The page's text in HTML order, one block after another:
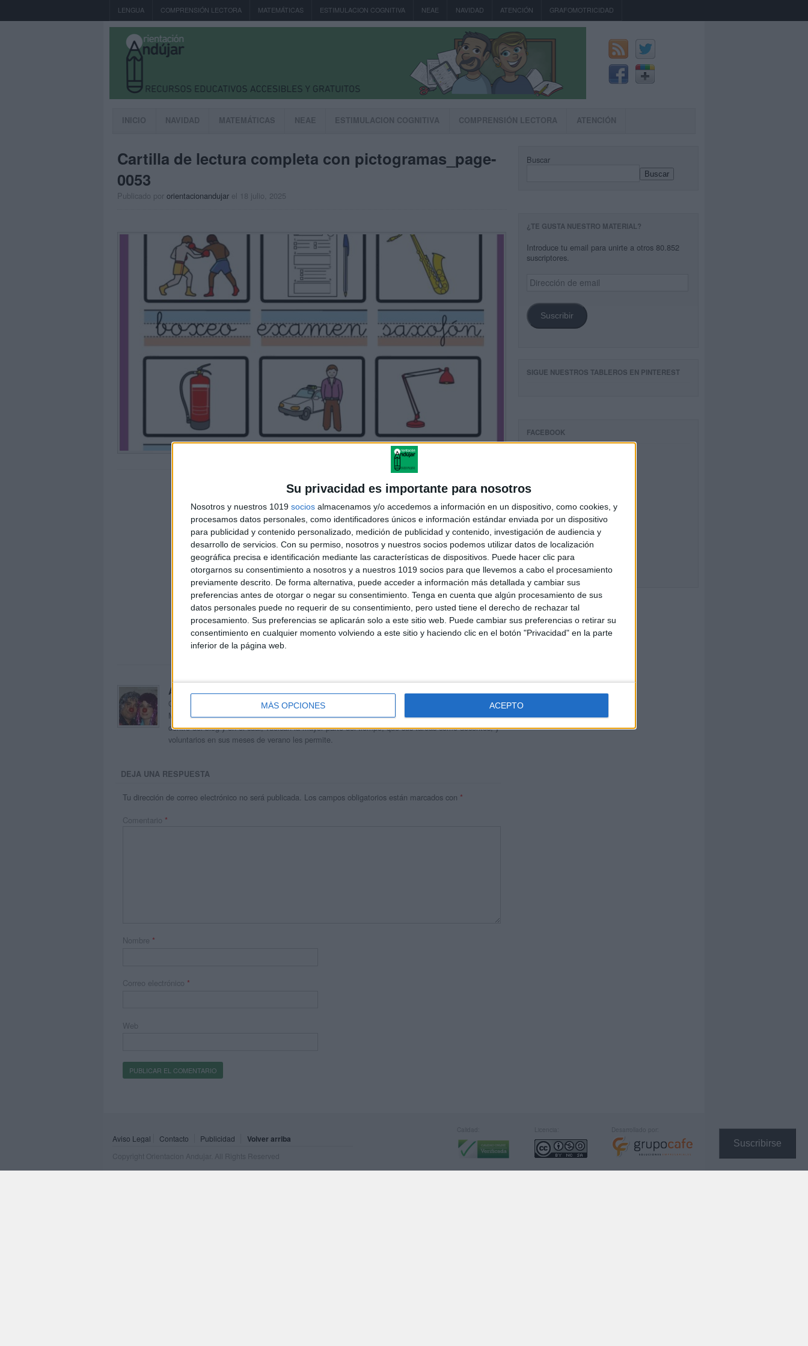
Su privacidad es importante para nosotros
Nosotros y nuestros 1019 socios almacenamos y/o accedemos a información en un dispositivo, como cookies, y
procesamos datos personales, como identificadores únicos e información estándar enviada por un dispositivo
para publicidad y contenido personalizado, medición de publicidad y contenido, investigación de audiencia y
desarrollo de servicios. Con su permiso, nosotros y nuestros socios podemos utilizar datos de localización
geográfica precisa e identificación mediante las características de dispositivos. Puede hacer clic para
otorgarnos su consentimiento a nosotros y a nuestros 1019 socios para que llevemos a cabo el procesamiento
previamente descrito. De forma alternativa, puede acceder a información más detallada y cambiar sus
preferencias antes de otorgar o negar su consentimiento. Tenga en cuenta que algún procesamiento de sus
datos personales puede no requerir de su consentimiento, pero usted tiene el derecho de rechazar tal
procesamiento. Sus preferencias se aplicarán solo a este sitio web. Puede cambiar sus preferencias o retirar su
consentimiento en cualquier momento volviendo a este sitio y haciendo clic en el botón "Privacidad" en la parte
inferior de la página web.
MÁS OPCIONES ACEPTO
Suscribirse
LENGUA COMPRENSIÓN LECTORA MATEMÁTICAS ESTIMULACION COGNITIVA NEAE NAVIDAD ATENCIÓN GRAFOMOTRICIDAD
INICIO NAVIDAD MATEMÁTICAS NEAE ESTIMULACION COGNITIVA COMPRENSIÓN LECTORA ATENCIÓN
Cartilla de lectura completa con pictogramas_page-
0053
Publicado por orientacionandujar el 18 julio, 2025
Acerca de orientacionandujar
Orientación Andújar no es solo un blog, es la apuesta personal de dos profesores Ginés y
Maribel, que además de ser pareja, son los encargados de los contenidos que encontramos
dentro del blog y en el cual, vuelcan la mayor parte del tiempo, que sus tareas como docentes, y
voluntarios en sus meses de verano les permite.
DEJA UNA RESPUESTA
Tu dirección de correo electrónico no será publicada. Los campos obligatorios están marcados con *
Comentario *
Nombre *
Correo electrónico *
Web
Buscar
Buscar
¿TE GUSTA NUESTRO MATERIAL?
Introduce tu email para unirte a otros 80.852
suscriptores.
Dirección
de
Suscribir
SIGUE NUESTROS TABLEROS EN PINTEREST
FACEBOOK
Aviso Legal Contacto Publicidad Volver arriba